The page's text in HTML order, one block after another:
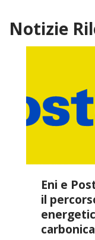
Notizie
Eni e
il
carbonica